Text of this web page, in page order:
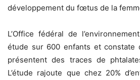
développement du fœtus de la
L’Office fédéral de
étude sur 600 enfants et constate
présentent des traces de
L’étude rajoute que chez 20%